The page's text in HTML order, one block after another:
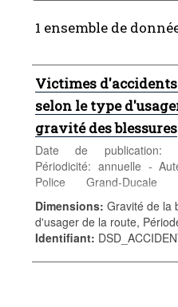
1 ensemble de
Victimes
selon le type
gravité des blessures
Date de publication:
Périodicité: annuelle -
Police Grand-Ducale
Conditions sociales -
sociale - Mots-clés:
*** Remplace table
Dimensions: Gravité de la
d'usager de la route,
Identifiant: